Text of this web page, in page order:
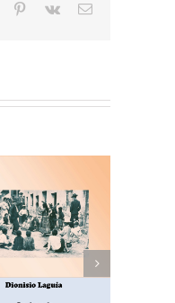
tumblr pinterest
vk
Correo
Enrique Blanco Rojas,
Arroz y tartana
(comedia en tres